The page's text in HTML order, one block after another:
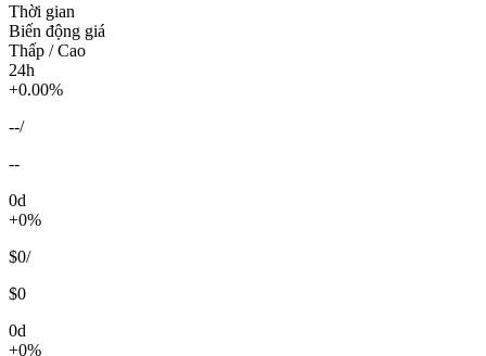
Thời gian
Biến động giá
Thấp / Cao
24h
+0.00%
--/
--
0d
+0%
$0/
$0
0d
+0%